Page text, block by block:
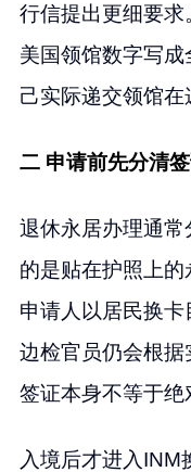
行信提出更细要
美国领馆数字写
己实际递交领馆在
二 申请前先分清
退休永居办理通
的是贴在护照上
申请人以居民换卡
边检官员仍会根据
签证本身不等于绝
入境后才进入